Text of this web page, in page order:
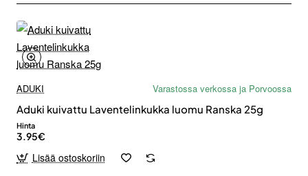
ADUKI
Varastossa verkossa ja Porvoossa
Aduki kuivattu Laventelinkukka luomu Ranska 25g
Hinta
3.95€
Lisää ostoskoriin